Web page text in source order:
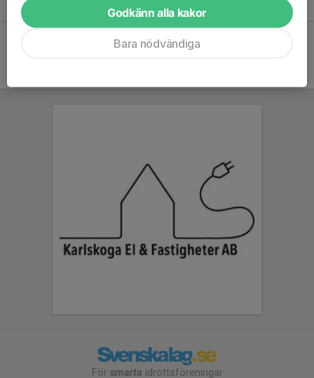
För smarta idrottsföreningar
Godkänn alla kakor
Bara nödvändiga